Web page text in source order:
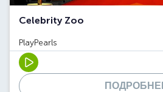
Celebrity Zoo
PlayPearls